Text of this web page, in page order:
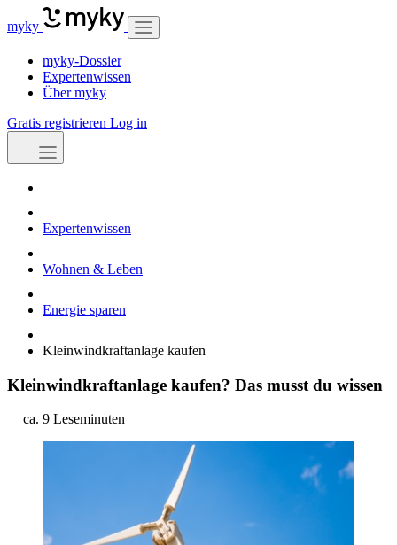
myky
myky-Dossier
Expertenwissen
Über myky
Gratis registrieren Log in
Expertenwissen
Wohnen & Leben
Energie sparen
Kleinwindkraftanlage kaufen
Kleinwindkraftanlage kaufen? Das musst du wissen
ca. 9 Leseminuten